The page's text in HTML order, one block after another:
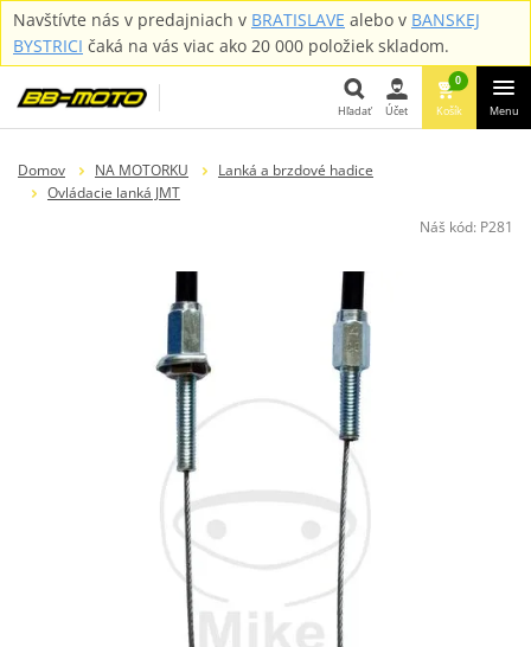
Navštívte nás v predajniach v BRATISLAVE alebo v BANSKEJ
BYSTRICI čaká na vás viac ako 20 000 položiek skladom.
Hľadať Účet
0
Košík Menu
Domov NA MOTORKU
Lanká a brzdové hadice
Ovládacie lanká JMT
Náš kód: P281